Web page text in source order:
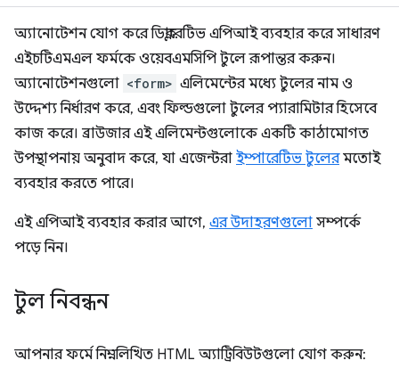
অ্যানোটেশন যোগ করে ডিক্লারেটিভ এপিআই ব্যবহার করে সাধারণ
এইচটিএমএল ফর্মকে ওয়েবএমসিপি টুলে রূপান্তর করুন।
অ্যানোটেশনগুলো <form> এলিমেন্টের মধ্যে টুলের নাম ও
উদ্দেশ্য নির্ধারণ করে, এবং ফিল্ডগুলো টুলের প্যারামিটার হিসেবে
কাজ করে। ব্রাউজার এই এলিমেন্টগুলোকে একটি কাঠামোগত
উপস্থাপনায় অনুবাদ করে, যা এজেন্টরা ইম্পারেটিভ টুলেরমতোই
ব্যবহার করতে পারে।
এই এপিআই ব্যবহার করার আগে, এর উদাহরণগুলো সম্পর্কে
পড়ে নিন।
টুল নিবন্ধন
আপনার ফর্মে নিম্নলিখিত HTML অ্যাট্রিবিউটগুলো যোগ করুন: